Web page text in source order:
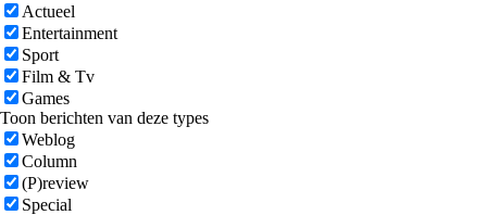
Actueel
Entertainment
Sport
Film & Tv
Games
Toon berichten van deze types
Weblog
Column
(P)review
Special